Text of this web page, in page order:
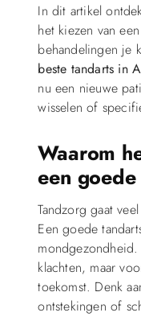
In dit artikel
het kiezen van
behandelingen je
beste tandarts in
nu een nieuwe
wisselen of
Waarom
een
Tandzorg gaat
Een goede
klachten, maar
toekomst. Denk
ontstekingen of